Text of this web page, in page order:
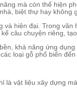
mà còn thể hiện
biệt thự hay không
hiện đại. Trong
câu chuyện riêng,
khả năng ứng
loại gỗ phổ biến
vật liệu xây dựng